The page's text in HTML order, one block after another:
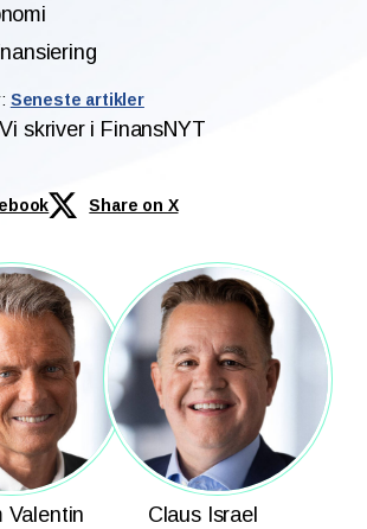
Seneste artikler
Vi skriver i FinansNYT
Share on X
Valentin
Claus Israel